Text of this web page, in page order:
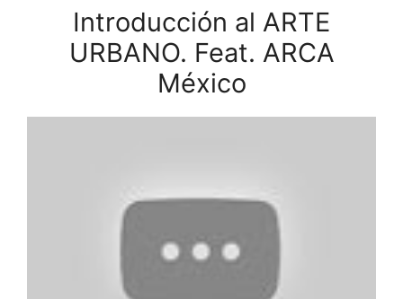
Introducción al ARTE
URBANO. Feat. ARCA
México